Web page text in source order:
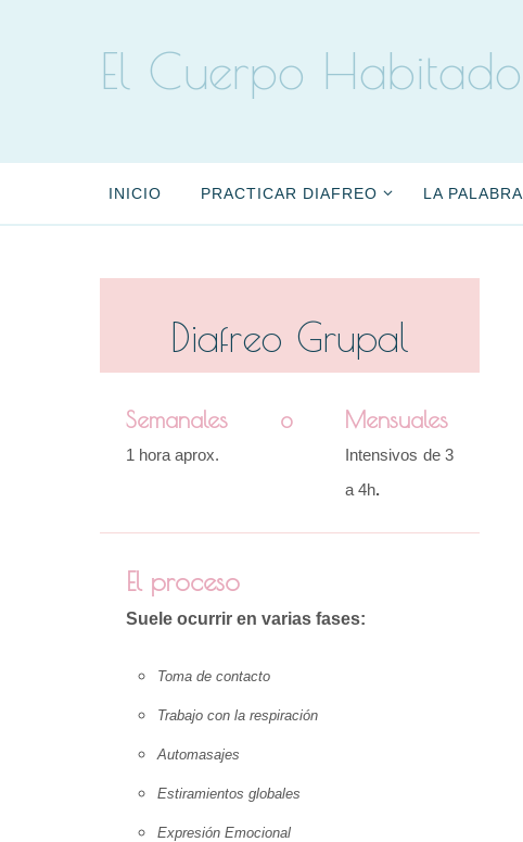
El Cuerpo Habitado
contenido
INICIO PRACTICAR DIAFREO LA PALABRA
Diafreo Grupal
Semanales
1 hora aprox.
o Mensuales
Intensivos de 3
a 4h.
El proceso
Suele ocurrir en varias fases:
Toma de contacto
Trabajo con la respiración
Automasajes
Estiramientos globales
Expresión Emocional